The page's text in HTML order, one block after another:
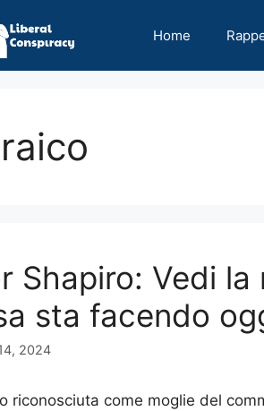
Home
Shapiro: Vedi
sta facendo
2024
riconosciuta come moglie del